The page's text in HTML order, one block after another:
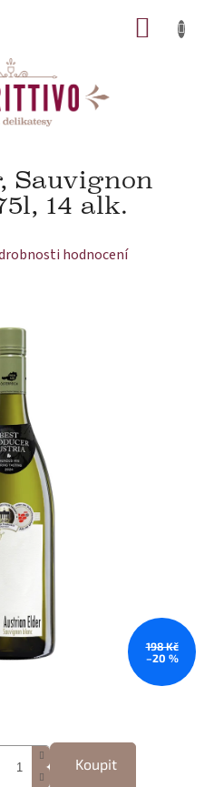
Sauvignon
14 alk.
produktu je 0,0 z 5 hvězdiček.
hodnocení
198 Kč
–20 %
Koupit